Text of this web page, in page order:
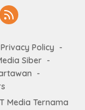
Privacy Policy
Siber
Media Ternama